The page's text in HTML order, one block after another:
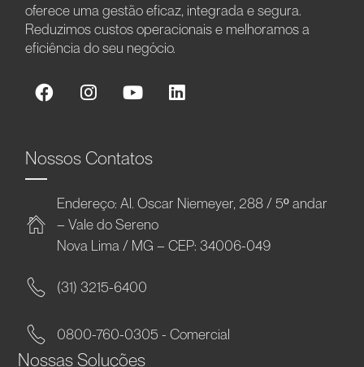
oferece uma gestão eficaz, integrada e segura.
Reduzimos custos operacionais e melhoramos a
eficiência do seu negócio.
Nossos Contatos
Endereço: Al. Oscar Niemeyer, 288 / 5º andar
– Vale do Sereno
Nova Lima / MG – CEP: 34006-049
(31) 3215-6400
0800-760-0305 - Comercial
Nossas Soluções